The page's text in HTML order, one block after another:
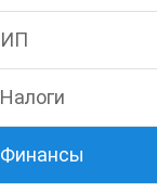
ИП
Налоги
Финансы